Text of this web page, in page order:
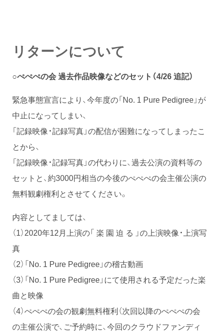
リターンについて
○ぺぺぺの会 過去作品映像などのセット（4/26 追記）
緊急事態宣言により、今年度の「No. 1 Pure Pedigree」が
中止になってしまい、
「記録映像・記録写真」の配信が困難になってしまったこ
とから、
「記録映像・記録写真」の代わりに、過去公演の資料等の
セットと、約3000円相当の今後のぺぺぺの会主催公演の
無料観劇権利とさせてください。
内容としてましては、
（1）2020年12月上演の「 楽 園 迫 る 」の上演映像・上演写
真
（2）「No. 1 Pure Pedigree」の稽古動画
（3）「No. 1 Pure Pedigree」にて使用される予定だった楽
曲と映像
（4）ぺぺぺの会の観劇無料権利（次回以降のぺぺぺの会
の主催公演で、ご予約時に、今回のクラウドファンディ